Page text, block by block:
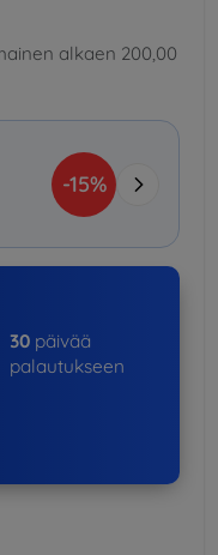
alkaen 200,00
-15%
30 päivää
palautukseen